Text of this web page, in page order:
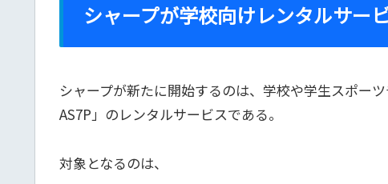
シャープが学校向けレンタルサー
シャープが新たに開始するのは、学校や学生スポー
AS7P」のレンタルサービスである。
対象となるのは、